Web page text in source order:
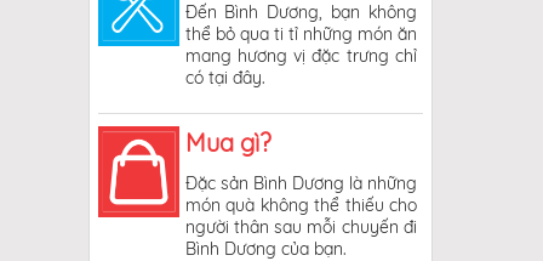
Đến Bình Dương, bạn không
thể bỏ qua ti tỉ những món ăn
mang hương vị đặc trưng chỉ
có tại đây.
Mua gì?
Đặc sản Bình Dương là những
món quà không thể thiếu cho
người thân sau mỗi chuyến đi
Bình Dương của bạn.